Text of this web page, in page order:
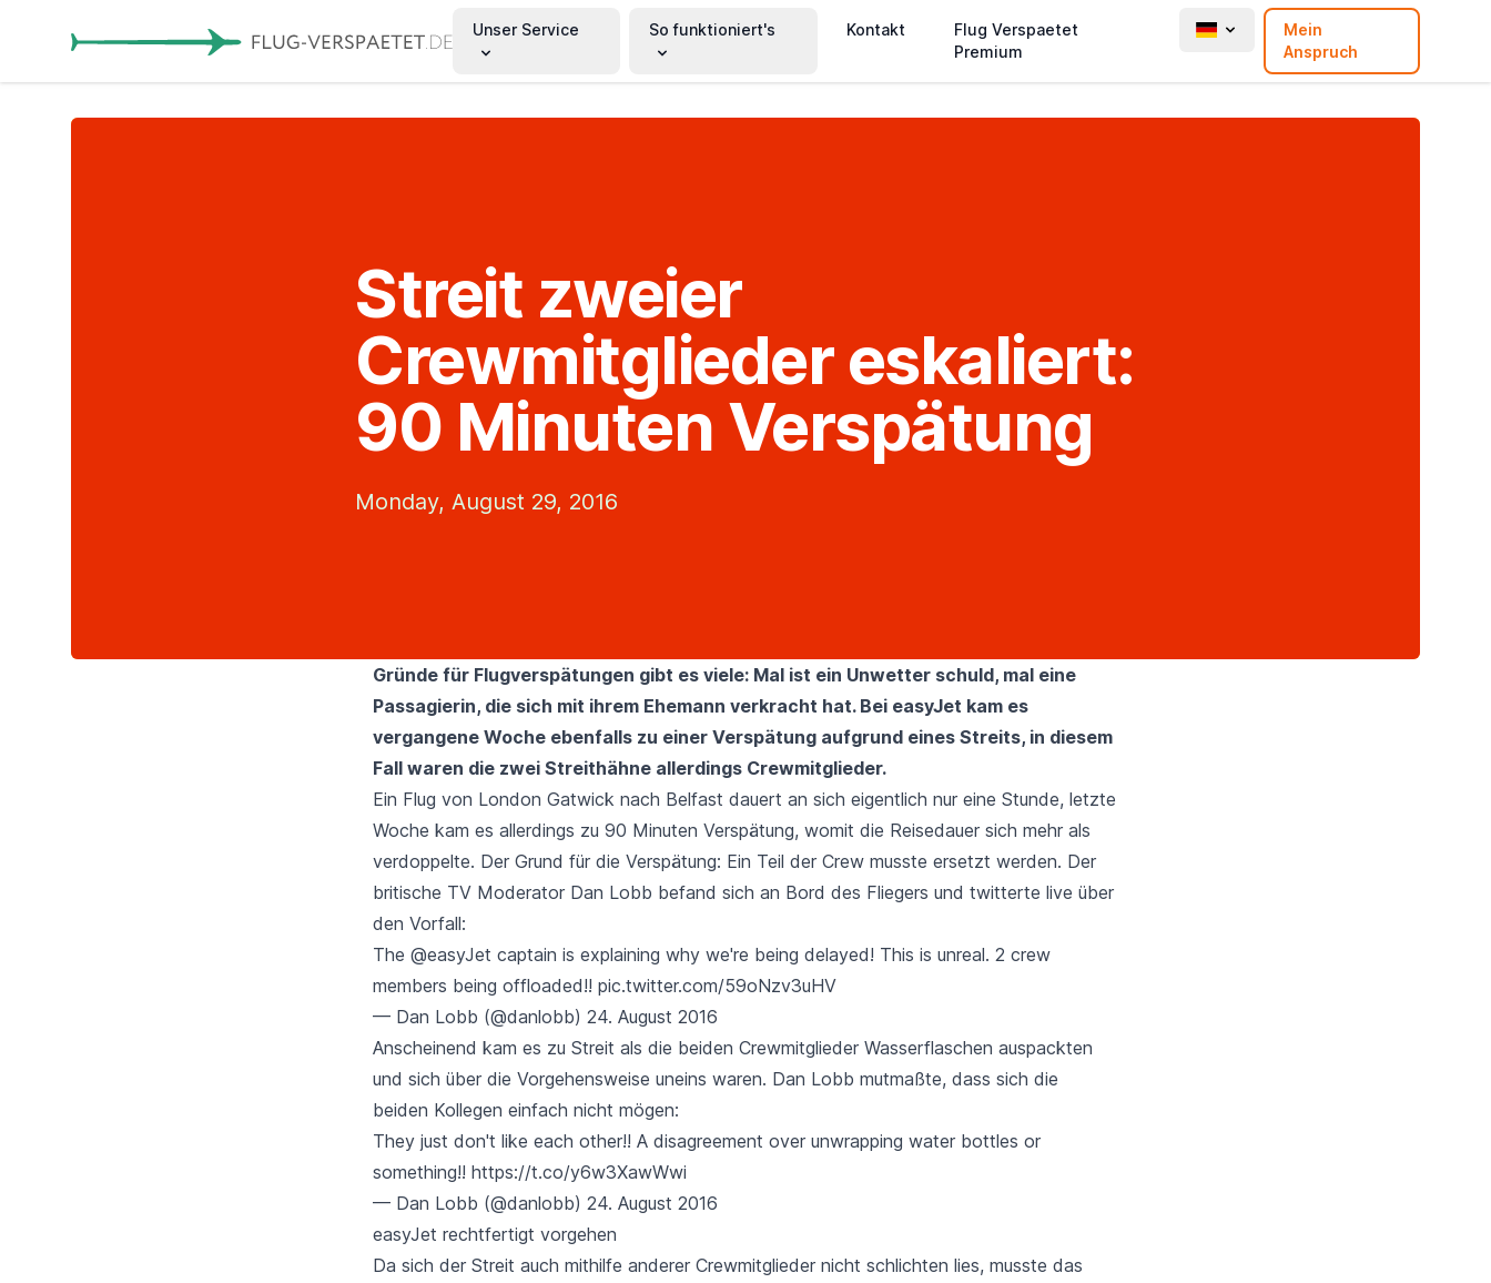
Unser Service So funktioniert's Kontakt
Flug Verspaetet
Premium
Mein
Anspruch
Streit zweier
Crewmitglieder eskaliert:
90 Minuten Verspätung
Monday, August 29, 2016
Gründe für Flugverspätungen gibt es viele: Mal ist ein Unwetter schuld, mal eine
Passagierin, die sich mit ihrem Ehemann verkracht hat. Bei easyJet kam es
vergangene Woche ebenfalls zu einer Verspätung aufgrund eines Streits, in diesem
Fall waren die zwei Streithähne allerdings Crewmitglieder.
Ein Flug von London Gatwick nach Belfast dauert an sich eigentlich nur eine Stunde, letzte
Woche kam es allerdings zu 90 Minuten Verspätung, womit die Reisedauer sich mehr als
verdoppelte. Der Grund für die Verspätung: Ein Teil der Crew musste ersetzt werden. Der
britische TV Moderator Dan Lobb befand sich an Bord des Fliegers und twitterte live über
den Vorfall:
The @easyJet captain is explaining why we're being delayed! This is unreal. 2 crew
members being offloaded!! pic.twitter.com/59oNzv3uHV
— Dan Lobb (@danlobb) 24. August 2016
Anscheinend kam es zu Streit als die beiden Crewmitglieder Wasserflaschen auspackten
und sich über die Vorgehensweise uneins waren. Dan Lobb mutmaßte, dass sich die
beiden Kollegen einfach nicht mögen:
They just don't like each other!! A disagreement over unwrapping water bottles or
something!! https://t.co/y6w3XawWwi
— Dan Lobb (@danlobb) 24. August 2016
easyJet rechtfertigt vorgehen
Da sich der Streit auch mithilfe anderer Crewmitglieder nicht schlichten lies, musste das